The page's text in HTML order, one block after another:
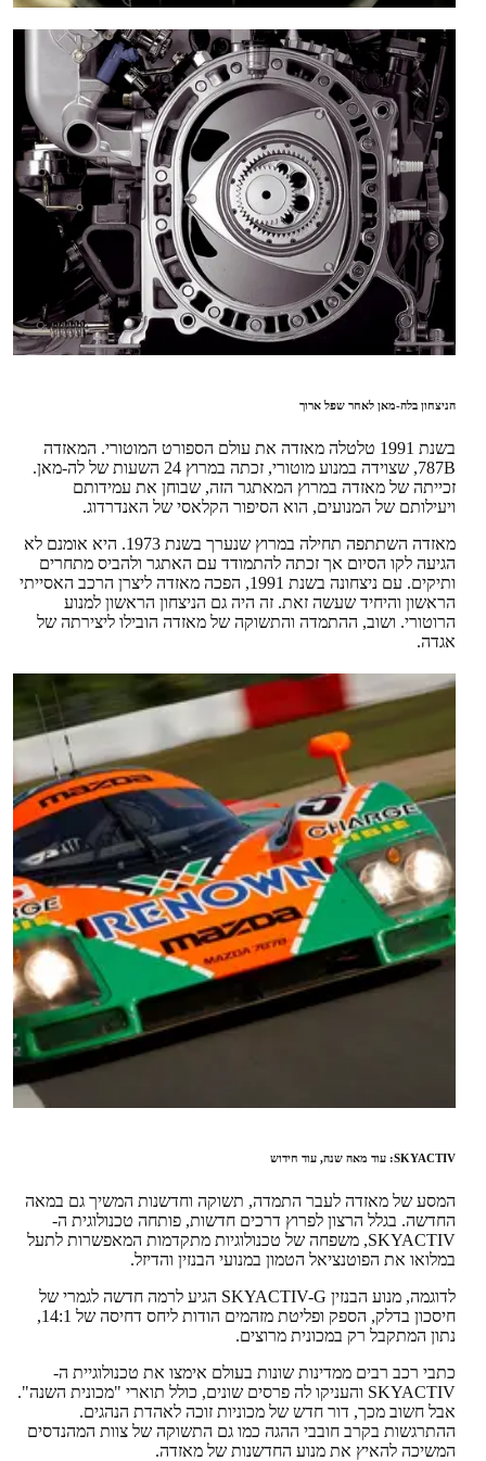
הניצחון בלה-מאן לאחר שפל ארוך
בשנת 1991 טלטלה מאזדה את עולם הספורט המוטורי. המאזדה
787B, שצוידה במנוע מוטורי, זכתה במרוץ 24 השעות של לה-מאן.
זכייתה של מאזדה במרוץ המאתגר הזה, שבוחן את עמידותם
ויעילותם של המנועים, הוא הסיפור הקלאסי של האנדרדוג.
מאזדה השתתפה תחילה במרוץ שנערך בשנת 1973. היא אומנם לא
הגיעה לקו הסיום אך זכתה להתמודד עם האתגר ולהביס מתחרים
ותיקים. עם ניצחונה בשנת 1991, הפכה מאזדה ליצרן הרכב האסייתי
הראשון והיחיד שעשה זאת. זה היה גם הניצחון הראשון למנוע
הרוטורי. ושוב, ההתמדה והתשוקה של מאזדה הובילו ליצירתה של
אגדה.
SKYACTIV: עוד מאה שנה, עוד חידוש
המסע של מאזדה לעבר התמדה, תשוקה וחדשנות המשיך גם במאה
החדשה. בגלל הרצון לפרוץ דרכים חדשות, פותחה טכנולוגית ה-
SKYACTIV, משפחה של טכנולוגיות מתקדמות המאפשרות לתעל
במלואו את הפוטנציאל הטמון במנועי הבנזין והדיזל.
לדוגמה, מנוע הבנזין SKYACTIV-G הגיע לרמה חדשה לגמרי של
חיסכון בדלק, הספק ופליטת מזהמים הודות ליחס דחיסה של 14:1,
נתון המתקבל רק במכונית מרוצים.
כתבי רכב רבים ממדינות שונות בעולם אימצו את טכנולוגיית ה-
SKYACTIV והעניקו לה פרסים שונים, כולל תוארי "מכונית השנה".
אבל חשוב מכך, דור חדש של מכוניות זוכה לאהדת הנהגים.
ההתרגשות בקרב חובבי ההגה כמו גם התשוקה של צוות המהנדסים
המשיכה להאיץ את מנוע החדשנות של מאזדה.